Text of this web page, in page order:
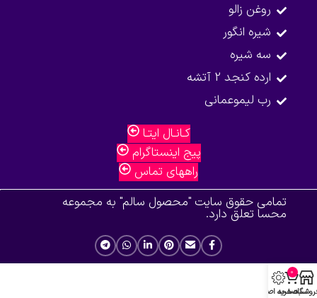
روغن زالو
شیره انگور
سه شیره
ارده کنجد 2 آتشه
رب لیموعمانی
کـانـال ایتـا
پیج اینستاگرام
راههای تماس
تمامی حقوق سایت "محصول سالم" به مجموعه
محسا تعلق دارد.
0
سبد خرید
صفحه اصلی